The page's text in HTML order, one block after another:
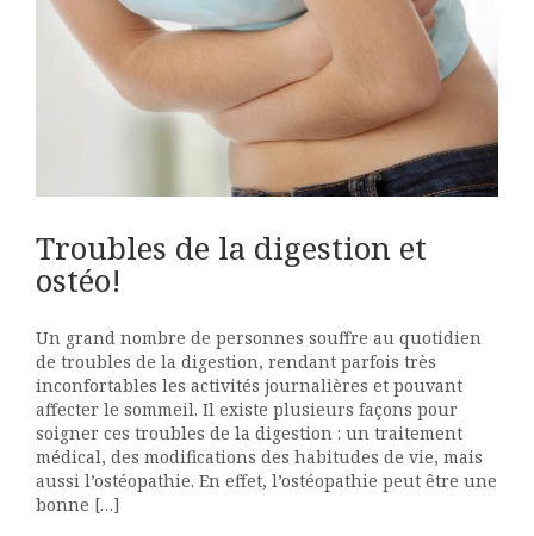
Troubles de la digestion et
ostéo!
Un grand nombre de personnes souffre au quotidien
de troubles de la digestion, rendant parfois très
inconfortables les activités journalières et pouvant
affecter le sommeil. Il existe plusieurs façons pour
soigner ces troubles de la digestion : un traitement
médical, des modifications des habitudes de vie, mais
aussi l’ostéopathie. En effet, l’ostéopathie peut être une
bonne […]